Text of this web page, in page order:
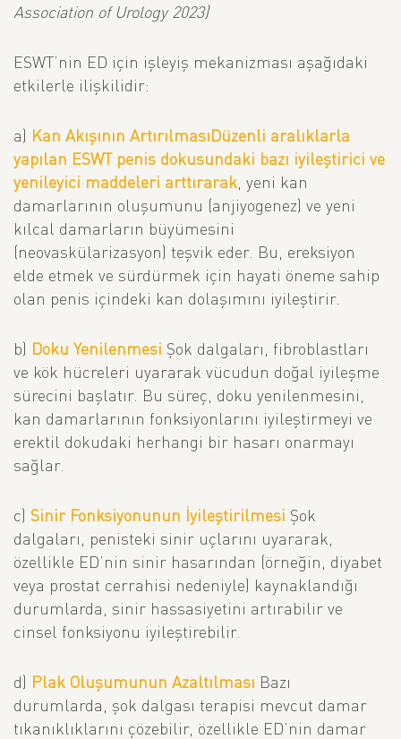
Association of Urology 2023)
ESWT’nin ED için işleyiş mekanizması aşağıdaki
etkilerle ilişkilidir:
a) Kan Akışının ArtırılmasıDüzenli aralıklarla
yapılan ESWT penis dokusundaki bazı iyileştirici ve
yenileyici maddeleri arttırarak , yeni kan
damarlarının oluşumunu (anjiyogenez) ve yeni
kılcal damarların büyümesini
(neovaskülarizasyon) teşvik eder. Bu, ereksiyon
elde etmek ve sürdürmek için hayati öneme sahip
olan penis içindeki kan dolaşımını iyileştirir.
b) Doku Yenilenmesi Şok dalgaları, fibroblastları
ve kök hücreleri uyararak vücudun doğal iyileşme
sürecini başlatır. Bu süreç, doku yenilenmesini,
kan damarlarının fonksiyonlarını iyileştirmeyi ve
erektil dokudaki herhangi bir hasarı onarmayı
sağlar.
c) Sinir Fonksiyonunun İyileştirilmesi Şok
dalgaları, penisteki sinir uçlarını uyararak,
özellikle ED’nin sinir hasarından (örneğin, diyabet
veya prostat cerrahisi nedeniyle) kaynaklandığı
durumlarda, sinir hassasiyetini artırabilir ve
cinsel fonksiyonu iyileştirebilir.
d) Plak Oluşumunun Azaltılması Bazı
durumlarda, şok dalgası terapisi mevcut damar
tıkanıklıklarını çözebilir, özellikle ED’nin damar